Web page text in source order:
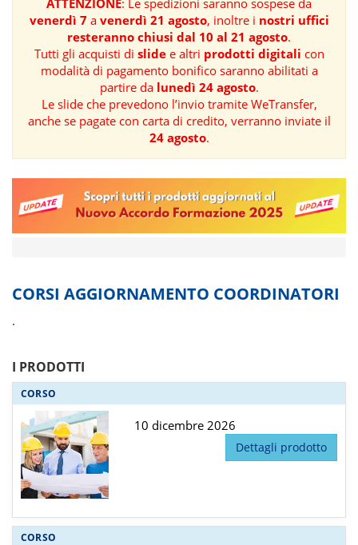
RIVISTE
MANUALISTICA
SOFTWARE
AREE
TEMATICHE
venerdì 7a venerdì 21 agosto, inoltre i nostri uffici
resteranno chiusi dal 10 al 21 agosto.
Tutti gli acquisti di slidee altri prodotti digitali con
modalità di pagamento bonifico saranno abilitati a
partire da lunedì 24 agosto.
Le slide che prevedono l’invio tramite WeTransfer,
anche se pagate con carta di credito, verranno inviate il
24 agosto.
CORSI AGGIORNAMENTO COORDINATORI
.
I PRODOTTI
CORSO
10 dicembre 2026
Dettagli prodotto
CORSO